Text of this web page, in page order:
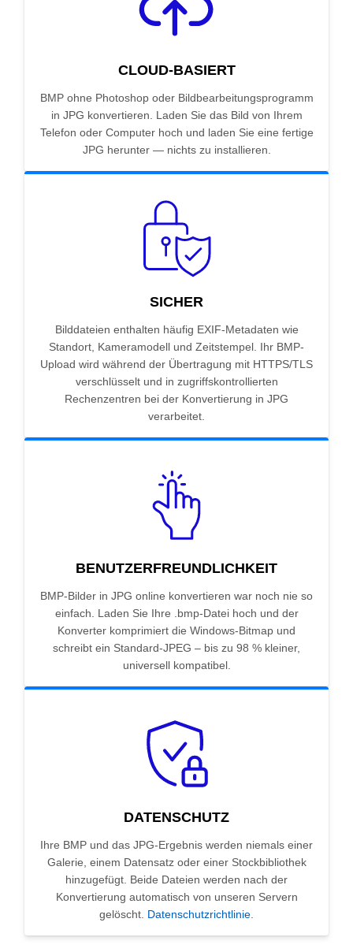
CLOUD-BASIERT
BMP ohne Photoshop oder Bildbearbeitungsprogramm
in JPG konvertieren. Laden Sie das Bild von Ihrem
Telefon oder Computer hoch und laden Sie eine fertige
JPG herunter — nichts zu installieren.
SICHER
Bilddateien enthalten häufig EXIF-Metadaten wie
Standort, Kameramodell und Zeitstempel. Ihr BMP-
Upload wird während der Übertragung mit HTTPS/TLS
verschlüsselt und in zugriffskontrollierten
Rechenzentren bei der Konvertierung in JPG
verarbeitet.
BENUTZERFREUNDLICHKEIT
BMP-Bilder in JPG online konvertieren war noch nie so
einfach. Laden Sie Ihre .bmp-Datei hoch und der
Konverter komprimiert die Windows-Bitmap und
schreibt ein Standard-JPEG – bis zu 98 % kleiner,
universell kompatibel.
DATENSCHUTZ
Ihre BMP und das JPG-Ergebnis werden niemals einer
Galerie, einem Datensatz oder einer Stockbibliothek
hinzugefügt. Beide Dateien werden nach der
Konvertierung automatisch von unseren Servern
gelöscht. Datenschutzrichtlinie.